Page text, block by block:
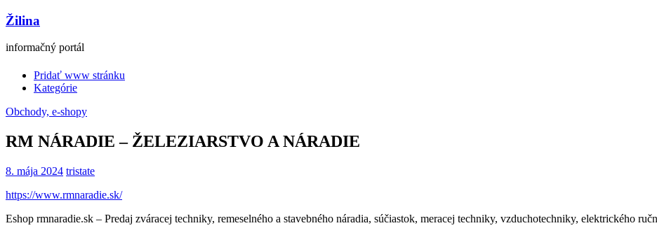
Žilina
informačný portál
Pridať www stránku
Kategórie
Obchody, e-shopy
RM NÁRADIE – ŽELEZIARSTVO A NÁRADIE
8. mája 2024 tristate
https://www.rmnaradie.sk/
Eshop rmnaradie.sk – Predaj zváracej techniky, remeselného a stavebného náradia, súčiastok, meracej techniky, vzduchotechniky, elektrického